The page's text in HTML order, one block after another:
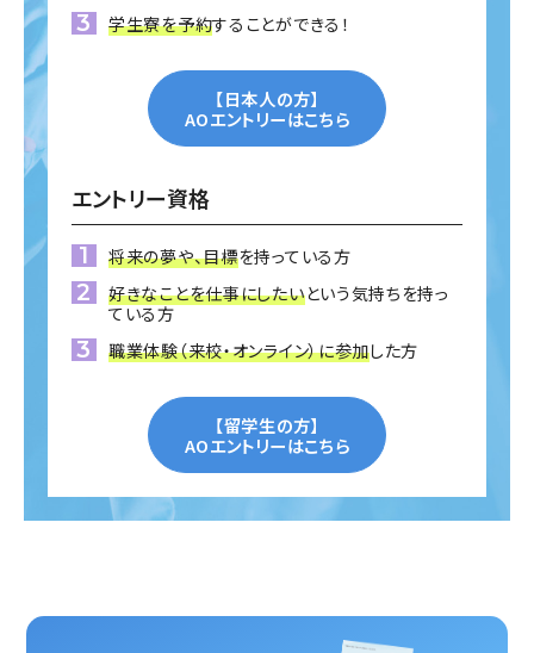
学生寮を予約することができる！
【日本人の方】
AOエントリーはこちら
エントリー資格
将来の夢や、目標を持っている方
好きなことを仕事にしたいという気持ちを持っ
ている方
職業体験（来校・オンライン）に参加した方
【留学生の方】
AOエントリーはこちら